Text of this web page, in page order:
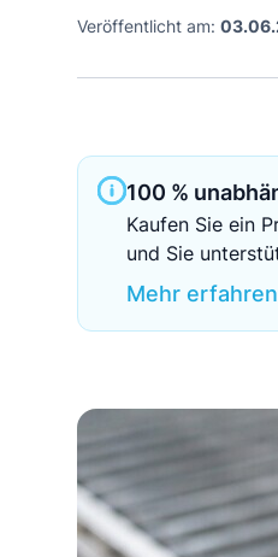
Veröffentlicht am:
100 %
Kaufen Sie ein
und Sie
Mehr erfahren